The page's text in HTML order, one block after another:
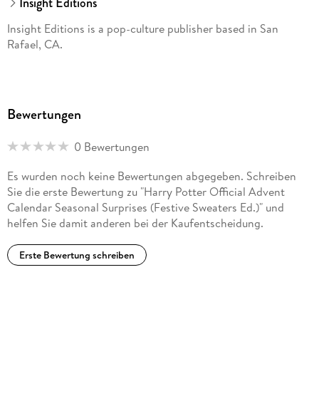
Insight Editions is a pop-culture publisher based in San
Rafael, CA.
Bewertungen
0 Bewertungen
Es wurden noch keine Bewertungen abgegeben. Schreiben
Sie die erste Bewertung zu "Harry Potter Official Advent
Calendar Seasonal Surprises (Festive Sweaters Ed.)" und
helfen Sie damit anderen bei der Kaufentscheidung.
Erste Bewertung schreiben